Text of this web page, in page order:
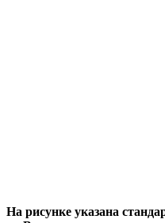
На рисунке указана